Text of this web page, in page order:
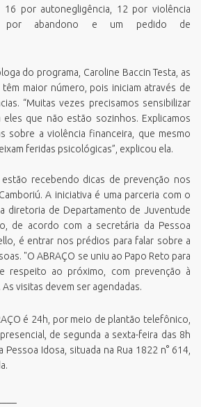
16 por autonegligência, 12 por violência
por abandono e um pedido de
do programa, Caroline Baccin Testa, as
maior número, pois iniciam através de
“Muitas vezes precisamos sensibilizar
que não estão sozinhos. Explicamos
sobre a violência financeira, que mesmo
feridas psicológicas”, explicou ela.
recebendo dicas de prevenção nos
A iniciativa é uma parceria com o
diretoria de Departamento de Juventude
de acordo com a secretária da Pessoa
é entrar nos prédios para falar sobre a
"O ABRAÇO se uniu ao Papo Reto para
respeito ao próximo, com prevenção à
visitas devem ser agendadas.
é 24h, por meio de plantão telefônico,
de segunda a sexta-feira das 8h
Pessoa Idosa, situada na Rua 1822 n° 614,